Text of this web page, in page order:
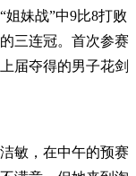
妹战”中9比8打败
三连冠。首次参赛
届夺得的男子花剑
敏，在中午的预赛